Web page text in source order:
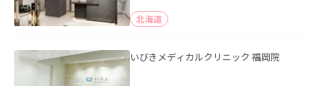
北海道
いびきメディカルクリニック 福岡院